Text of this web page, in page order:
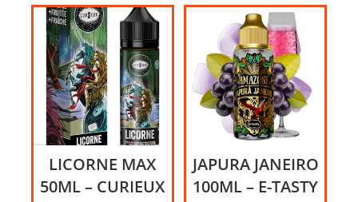
LICORNE MAX
50ML – CURIEUX
JAPURA JANEIRO
100ML – E-TASTY